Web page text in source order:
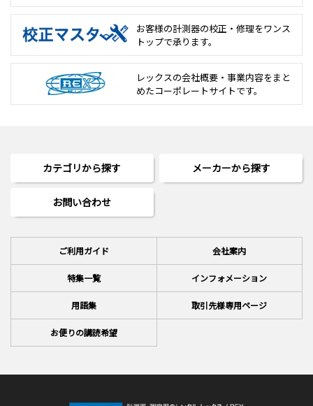
お客様の計測器の校正・修理をワンス
トップで承ります。
レックスの会社概要・事業内容をまと
めたコーポレートサイトです。
カテゴリから探す メーカーから探す
お問い合わせ
ご利用ガイド 会社案内
特集一覧 インフォメーション
用語集 取引先様専用ページ
お便りの講読希望